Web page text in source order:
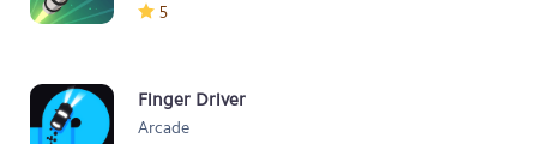
5
Finger Driver
Arcade